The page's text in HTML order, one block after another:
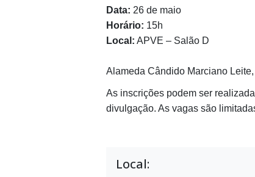
Data: 26 de maio
Horário: 15h
Local: APVE – Salão D
Alameda Cândido Marciano
As inscrições podem ser
divulgação. As vagas são
Local: